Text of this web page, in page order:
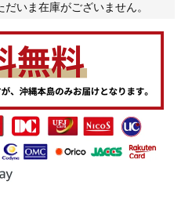
いま在庫がございません。